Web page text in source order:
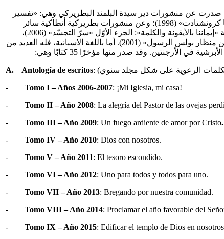
صدرت عن منشورات دير سيدة البلمند البطريركي وهي: «تفسير
رسالة بولس الرسول إلى فليمون» (2004)، «تفسير القدّاس الإلهيّ» (1999)، «القدّيس نيل سورسكي – حياته ومؤلّفاته» (1999)، «القدّيس يوحنّا كرونشتادت» (1998)؛ وعن منشورات بطريركية أنطاكية سائر
المشرق: «البلمند – تاريخ وتراث» (2016). له أيضًا مؤلفات صدرت عن منشورات تعاونية النور الأرثوذكسية للنشر والتوزيع (لبنان)، ضمن سلسلة «إيماننا بالأيقونة والكلمة»: الجزء الأوّل «سرّ التجسّد» (2006)،
الجزء الرابع «سرّ القيامة» (2006)، والجزء الثالث «سرّ الآلام» (2007). وله باليونانية رسالة الماجستير بعنوان «الشركة الإنسانيّة بعد السقوط من منظار بولس الرسول» (2001). أما باللغة الاسبانية، فله العديد من
وقد صدر منها مؤخرًا 35 كتابًا وهي:
A. Antología de escritos
- Tomo I – Años 2006-2007: ¡Mi Iglesia, mi casa!
- Tomo II – Año 2008: La alegría del Pastor de las ovejas
- Tomo III – Año 2009: Un fuego ardiente de amor por Cristo.
- Tomo IV – Año 2010: Dios con nosotros.
- Tomo V – Año 2011: El tesoro escondido.
- Tomo VI – Año 2012: Uno para todos y todos para uno.
- Tomo VII – Año 2013: Bregando por nuestra comunidad.
- Tomo VIII – Año 2014: Proclamar el año favorable del
- Tomo IX – Año 2015: Edificar el templo de Dios en